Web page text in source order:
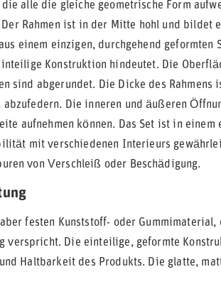
alle die gleiche geometrische Form
Rahmen ist in der Mitte hohl und bildet
einem einzigen, durchgehend geformten
Konstruktion hindeutet. Die
sind abgerundet. Die Dicke des Rahmens
Die inneren und äußeren
aufnehmen können. Das Set ist in einem
mit verschiedenen Interieurs
von Verschleiß oder Beschädigung.
festen Kunststoff- oder Gummimaterial,
verspricht. Die einteilige, geformte
Haltbarkeit des Produkts. Die glatte,